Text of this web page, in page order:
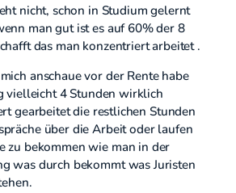
nicht, schon in Studium gelernt
man gut ist es auf 60% der 8
das man konzentriert arbeitet .
anschaue vor der Rente habe
vielleicht 4 Stunden wirklich
gearbeitet die restlichen Stunden
über die Arbeit oder laufen
zu bekommen wie man in der
was durch bekommt was Juristen